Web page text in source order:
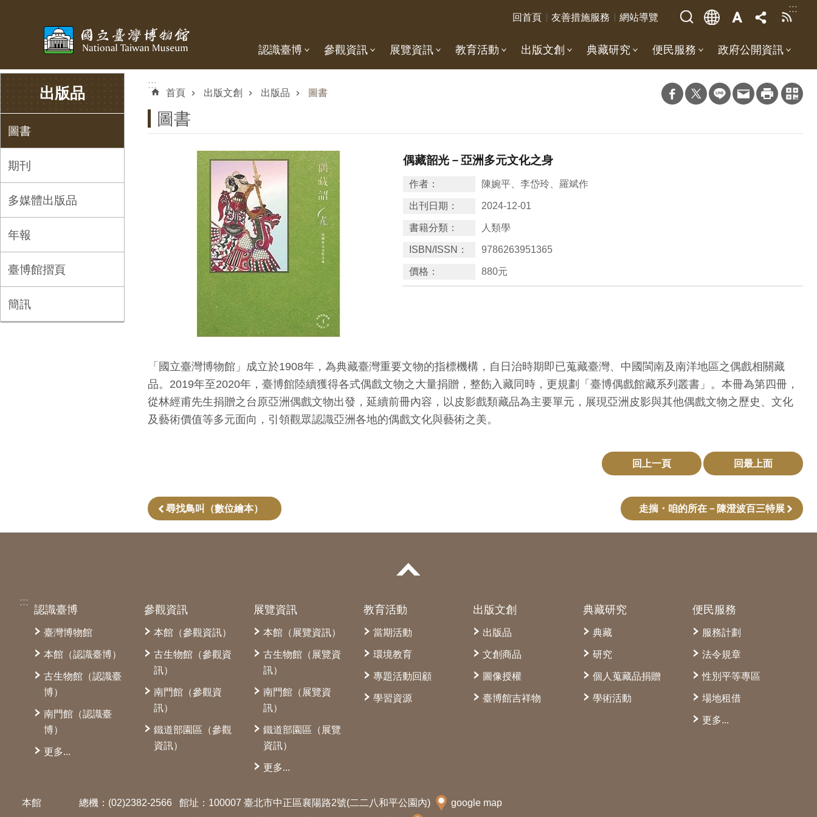
:::
回首頁 友善措施服務 網站導覽
認識臺博 參觀資訊 展覽資訊 教育活動 出版文創 典藏研究 便民服務 政府公開資訊
出版品
圖書
期刊
多媒體出版品
年報
臺博館摺頁
簡訊
:::
首頁 出版文創 出版品 圖書
圖書
偶藏韶光－亞洲多元文化之身
作者： 陳婉平、李岱玲、羅斌作
出刊日期： 2024-12-01
書籍分類： 人類學
ISBN/ISSN： 9786263951365
價格： 880元
「國立臺灣博物館」成立於1908年，為典藏臺灣重要文物的指標機構，自日治時期即已蒐藏臺灣、中國閩南及南洋地區之偶戲相關藏
品。2019年至2020年，臺博館陸續獲得各式偶戲文物之大量捐贈，整飭入藏同時，更規劃「臺博偶戲館藏系列叢書」。本冊為第四冊，
從林經甫先生捐贈之台原亞洲偶戲文物出發，延續前冊內容，以皮影戲類藏品為主要單元，展現亞洲皮影與其他偶戲文物之歷史、文化
及藝術價值等多元面向，引領觀眾認識亞洲各地的偶戲文化與藝術之美。
回上一頁 回最上面
尋找鳥叫（數位繪本） 走揣・咱的所在－陳澄波百三特展
:::
認識臺博
臺灣博物館
本館（認識臺博）
古生物館（認識臺
博）
南門館（認識臺
博）
更多...
參觀資訊
本館（參觀資訊）
古生物館（參觀資
訊）
南門館（參觀資
訊）
鐵道部園區（參觀
資訊）
展覽資訊
本館（展覽資訊）
古生物館（展覽資
訊）
南門館（展覽資
訊）
鐵道部園區（展覽
資訊）
更多...
教育活動
當期活動
環境教育
專題活動回顧
學習資源
出版文創
出版品
文創商品
圖像授權
臺博館吉祥物
典藏研究
典藏
研究
個人蒐藏品捐贈
學術活動
便民服務
服務計劃
法令規章
性別平等專區
場地租借
更多...
本館 總機：(02)2382-2566 館址：100007 臺北市中正區襄陽路2號(二二八和平公園內)
google map